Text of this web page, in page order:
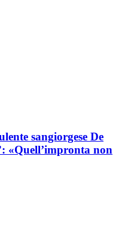
sangiorgese De
«Quell’impronta non